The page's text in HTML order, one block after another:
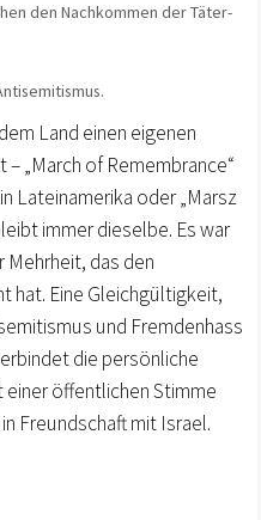
den Nachkommen der Täter-
Land einen eigenen
„March of Remembrance“
Lateinamerika oder „Marsz
immer dieselbe. Es war
das den
hat. Eine Gleichgültigkeit,
und Fremdenhass
die persönliche
öffentlichen Stimme
Freundschaft mit Israel.